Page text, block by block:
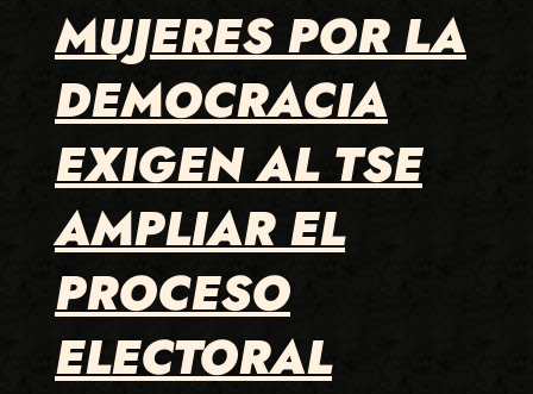
MUJERES POR LA
DEMOCRACIA
EXIGEN AL TSE
AMPLIAR EL
PROCESO
ELECTORAL